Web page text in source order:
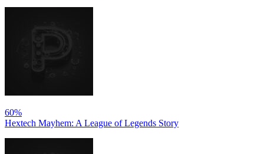
60%
Hextech Mayhem: A League of Legends Story